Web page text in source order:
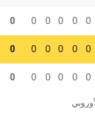
0
0
0
0
0
0
0
0
0
0
0
0
0
0
0
0
0
0